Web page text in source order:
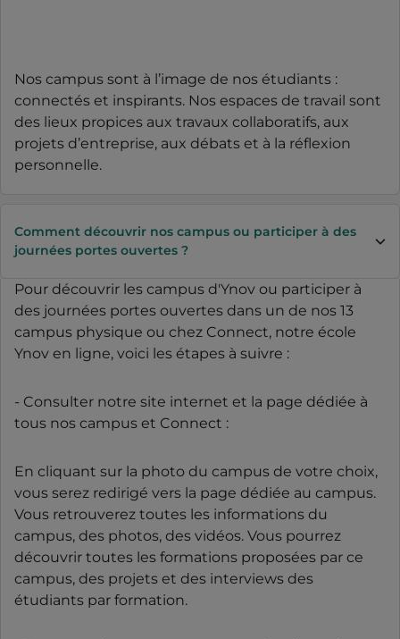
Nos campus sont à l’image de nos étudiants :
connectés et inspirants. Nos espaces de travail sont
des lieux propices aux travaux collaboratifs, aux
projets d’entreprise, aux débats et à la réflexion
personnelle.
Comment découvrir nos campus ou participer à des
journées portes ouvertes ?
Pour découvrir les campus d'Ynov ou participer à
des journées portes ouvertes dans un de nos 13
campus physique ou chez Connect, notre école
Ynov en ligne, voici les étapes à suivre :
- Consulter notre site internet et la page dédiée à
tous nos campus et Connect :
En cliquant sur la photo du campus de votre choix,
vous serez redirigé vers la page dédiée au campus.
Vous retrouverez toutes les informations du
campus, des photos, des vidéos. Vous pourrez
découvrir toutes les formations proposées par ce
campus, des projets et des interviews des
étudiants par formation.